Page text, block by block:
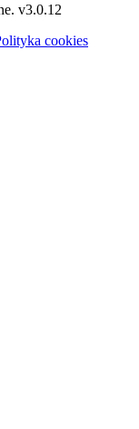
v3.0.12
cookies